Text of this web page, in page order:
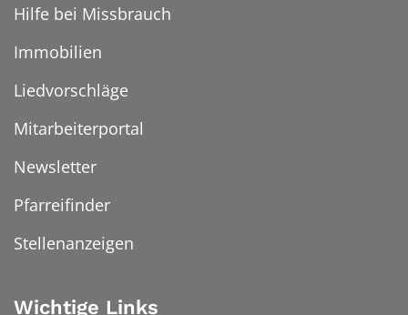
Hilfe bei Missbrauch
Immobilien
Liedvorschläge
Mitarbeiterportal
Newsletter
Pfarreifinder
Stellenanzeigen
Wichtige Links